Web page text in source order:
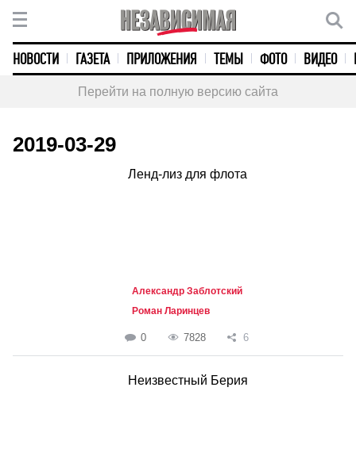
НОВОСТИ ГАЗЕТА ПРИЛОЖЕНИЯ ТЕМЫ ФОТО ВИДЕО
Перейти на полную версию сайта
2019-03-29
Ленд-лиз для флота
Александр Заблотский
Роман Ларинцев
0 7828 6
Неизвестный Берия